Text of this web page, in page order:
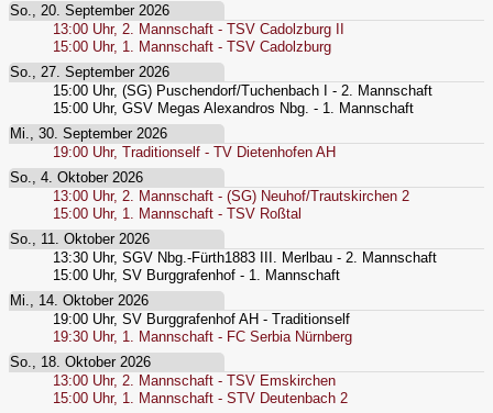
So., 20. September 2026
13:00 Uhr, 2. Mannschaft - TSV Cadolzburg II
15:00 Uhr, 1. Mannschaft - TSV Cadolzburg
So., 27. September 2026
15:00 Uhr, (SG) Puschendorf/Tuchenbach I - 2. Mannschaft
15:00 Uhr, GSV Megas Alexandros Nbg. - 1. Mannschaft
Mi., 30. September 2026
19:00 Uhr, Traditionself - TV Dietenhofen AH
So., 4. Oktober 2026
13:00 Uhr, 2. Mannschaft - (SG) Neuhof/Trautskirchen 2
15:00 Uhr, 1. Mannschaft - TSV Roßtal
So., 11. Oktober 2026
13:30 Uhr, SGV Nbg.-Fürth1883 III. Merlbau - 2. Mannschaft
15:00 Uhr, SV Burggrafenhof - 1. Mannschaft
Mi., 14. Oktober 2026
19:00 Uhr, SV Burggrafenhof AH - Traditionself
19:30 Uhr, 1. Mannschaft - FC Serbia Nürnberg
So., 18. Oktober 2026
13:00 Uhr, 2. Mannschaft - TSV Emskirchen
15:00 Uhr, 1. Mannschaft - STV Deutenbach 2